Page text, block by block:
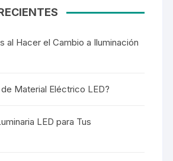
al Hacer el Cambio a Iluminación
Material Eléctrico LED?
LED para Tus